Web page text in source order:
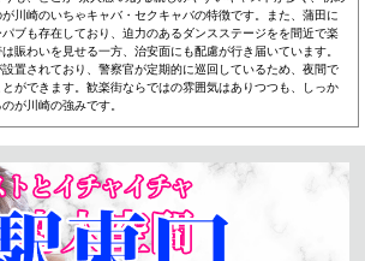
川崎のいちゃキャバ・セクキャバの特徴です。また、蒲田に
ブも存在しており、迫力のあるダンスステージをを間近で楽
賑わいを見せる一方、治安面にも配慮が行き届いています。
設置されており、警察官が定期的に巡回しているため、夜間で
ができます。歓楽街ならではの雰囲気はありつつも、しっか
が川崎の強みです。